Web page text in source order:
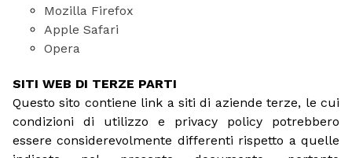
Mozilla Firefox
Apple Safari
Opera
SITI WEB DI TERZE PARTI
Questo sito contiene link a siti di aziende terze, le cui
condizioni di utilizzo e privacy policy potrebbero
essere considerevolmente differenti rispetto a quelle